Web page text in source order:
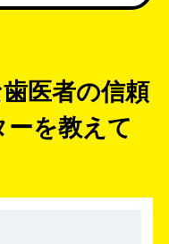
医者の信頼
を教えて